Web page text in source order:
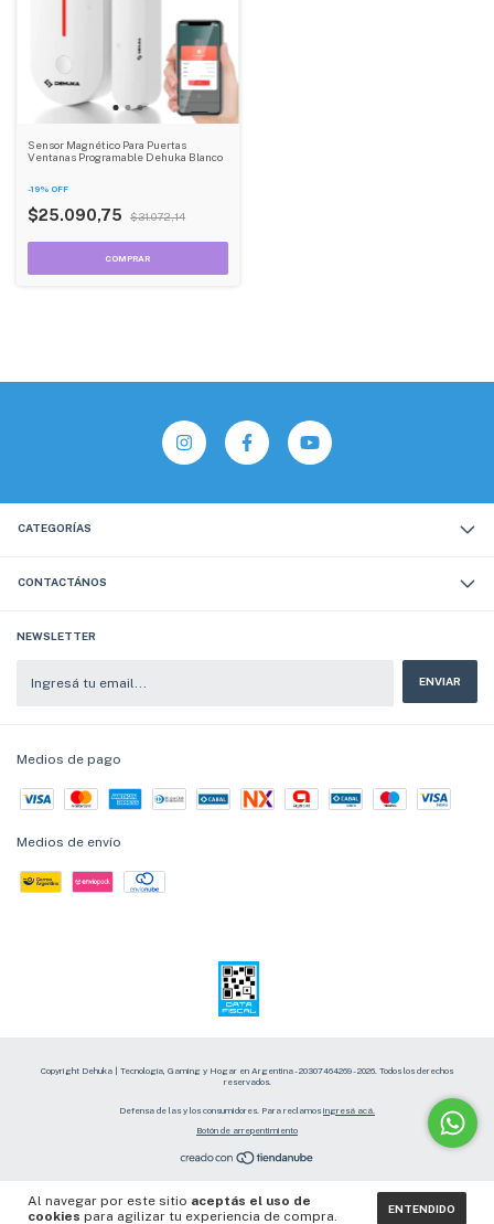
Al navegar por este sitio aceptás el uso de
cookies para agilizar tu experiencia de compra. ENTENDIDO
Sensor Magnético Para Puertas
Ventanas Programable Dehuka Blanco
-19% OFF
$25.090,75 $31.072,14
CATEGORÍAS
CONTACTÁNOS
NEWSLETTER
Medios de pago
Medios de envío
Copyright Dehuka | Tecnología, Gaming y Hogar en Argentina - 20307464269 - 2026. Todos los derechos
reservados.
Defensa de las y los consumidores. Para reclamos ingresá acá.
Botón de arrepentimiento